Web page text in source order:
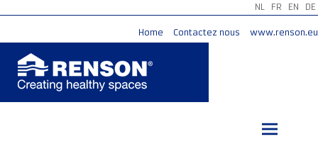
NL FR EN DE
Home Contactez nous www.renson.eu